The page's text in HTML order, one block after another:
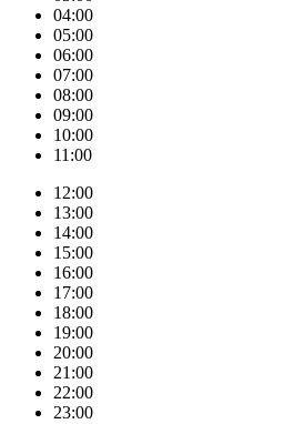
04:00
05:00
06:00
07:00
08:00
09:00
10:00
11:00
12:00
13:00
14:00
15:00
16:00
17:00
18:00
19:00
20:00
21:00
22:00
23:00